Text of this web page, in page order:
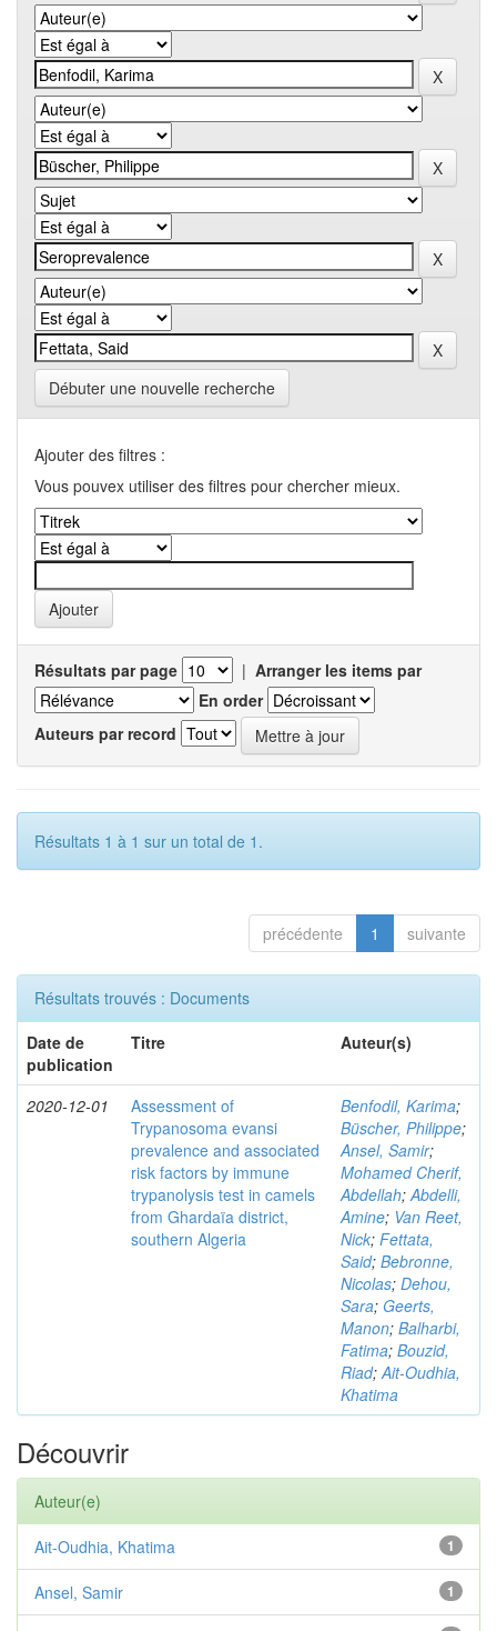
Débuter une nouvelle recherche
Ajouter des filtres :
Vous pouvex utiliser des filtres pour chercher mieux.
Résultats par page | Arranger les items par
En order
Auteurs par record
Résultats 1 à 1 sur un total de 1.
précédente 1 suivante
Résultats trouvés : Documents
Date de
publication
Titre Auteur(s)
2020-12-01
Assessment of
Trypanosoma evansi
prevalence and associated
risk factors by immune
trypanolysis test in camels
from Ghardaïa district,
southern Algeria
Benfodil, Karima;
Büscher, Philippe;
Ansel, Samir;
Mohamed Cherif,
Abdellah;Abdelli,
Amine; Van Reet,
Nick; Fettata,
Said; Bebronne,
Nicolas; Dehou,
Sara; Geerts,
Manon; Balharbi,
Fatima; Bouzid,
Riad;Ait-Oudhia,
Khatima
Découvrir
Auteur(e)
1
Ait-Oudhia, Khatima
1
Ansel, Samir